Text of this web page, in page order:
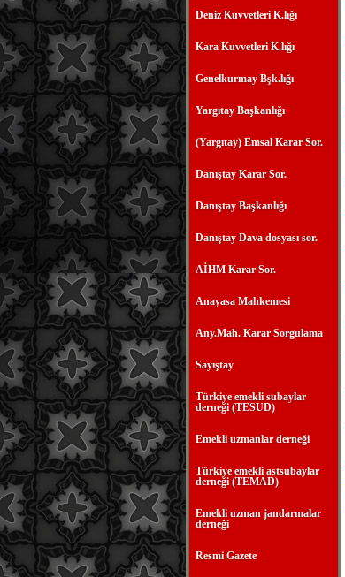
Deniz Kuvvetleri K.lığı
Kara Kuvvetleri K.lığı
Genelkurmay Bşk.lığı
Yargıtay Başkanlığı
(Yargıtay) Emsal Karar Sor.
Danıştay Karar Sor.
Danıştay Başkanlığı
Danıştay Dava dosyası sor.
AİHM Karar Sor.
Anayasa Mahkemesi
Any.Mah. Karar Sorgulama
Sayıştay
Türkiye emekli subaylar
derneği (TESUD)
Emekli uzmanlar derneği
Türkiye emekli astsubaylar
derneği (TEMAD)
Emekli uzman jandarmalar
derneği
Resmi Gazete